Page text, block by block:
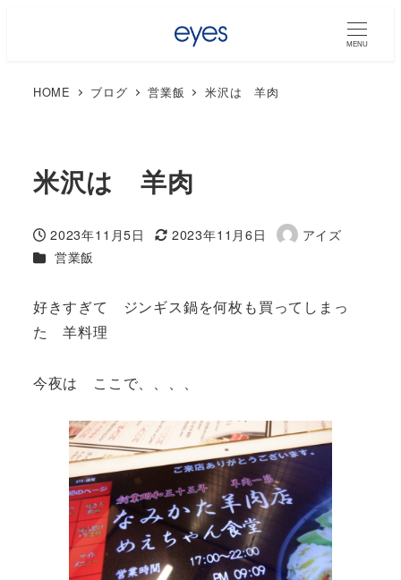
MENU
HOME ブログ 営業飯 米沢は 羊肉
米沢は 羊肉
投稿日
2023年11月5日
更新日
2023年11月6日
著
アイズ
カテゴリー
営業飯
好きすぎて ジンギス鍋を何枚も買ってしまっ
た 羊料理
今夜は ここで、、、、